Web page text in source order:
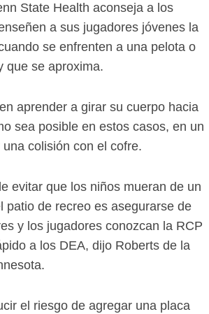
State Health aconseja a los
a sus jugadores jóvenes la
se enfrenten a una pelota o
que se aproxima.
aprender a girar su cuerpo hacia
sea posible en estos casos, en un
colisión con el cofre.
evitar que los niños mueran de un
patio de recreo es asegurarse de
y los jugadores conozcan la RCP
a los DEA, dijo Roberts de la
el riesgo de agregar una placa